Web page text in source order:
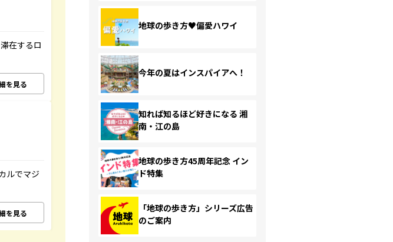
在するロ
を見る
ルでマジ
を見る
地球の歩き方♥偏愛ハワイ
今年の夏はインスパイアへ！
知れば知るほど好きになる 湘
南・江の島
地球の歩き方45周年記念 イン
ド特集
「地球の歩き方」シリーズ広告
のご案内